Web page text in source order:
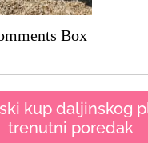
Box
kup daljinskog
trenutni poredak